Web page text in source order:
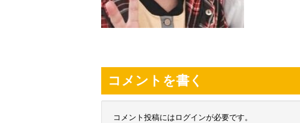
コメントを書く
コメント投稿にはログインが必要です。